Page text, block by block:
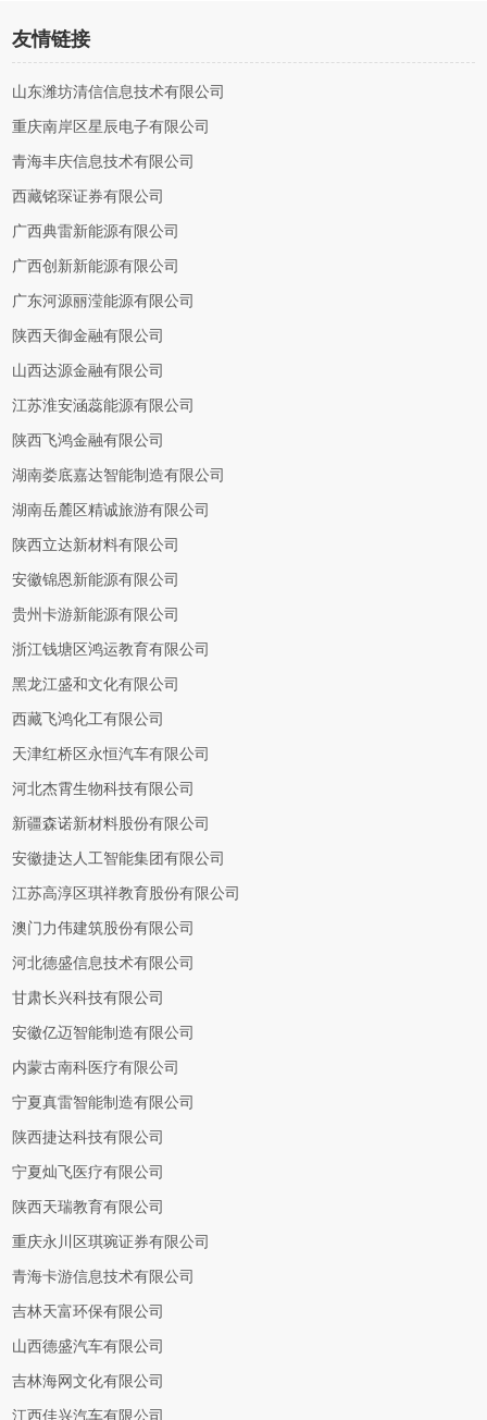
友情链接
山东潍坊清信信息技术有限公司
重庆南岸区星辰电子有限公司
青海丰庆信息技术有限公司
西藏铭琛证券有限公司
广西典雷新能源有限公司
广西创新新能源有限公司
广东河源丽滢能源有限公司
陕西天御金融有限公司
山西达源金融有限公司
江苏淮安涵蕊能源有限公司
陕西飞鸿金融有限公司
湖南娄底嘉达智能制造有限公司
湖南岳麓区精诚旅游有限公司
陕西立达新材料有限公司
安徽锦恩新能源有限公司
贵州卡游新能源有限公司
浙江钱塘区鸿运教育有限公司
黑龙江盛和文化有限公司
西藏飞鸿化工有限公司
天津红桥区永恒汽车有限公司
河北杰霄生物科技有限公司
新疆森诺新材料股份有限公司
安徽捷达人工智能集团有限公司
江苏高淳区琪祥教育股份有限公司
澳门力伟建筑股份有限公司
河北德盛信息技术有限公司
甘肃长兴科技有限公司
安徽亿迈智能制造有限公司
内蒙古南科医疗有限公司
宁夏真雷智能制造有限公司
陕西捷达科技有限公司
宁夏灿飞医疗有限公司
陕西天瑞教育有限公司
重庆永川区琪琬证券有限公司
青海卡游信息技术有限公司
吉林天富环保有限公司
山西德盛汽车有限公司
吉林海网文化有限公司
江西佳兴汽车有限公司